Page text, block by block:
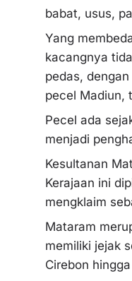
babat, usus,
Yang
kacangnya
pedas,
pecel Madiun,
Pecel ada
menjadi
Kesultanan
Kerajaan ini
mengklaim
Mataram
memiliki jejak
Cirebon